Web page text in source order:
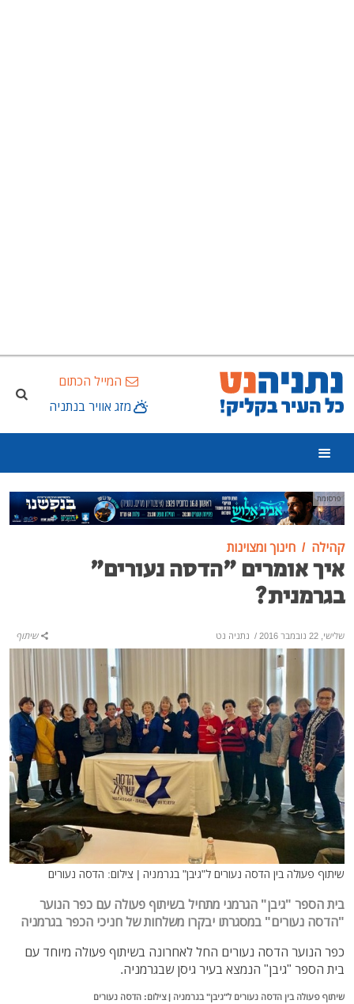
המייל הכתום
מזג אוויר בנתניה
פרסומת
קהילה חינוך ומצוינות
איך אומרים "הדסה נעורים"
בגרמנית?
שלישי, 22 נובמבר 2016 / נתניה נט שיתוף
שיתוף פעולה בין הדסה נעורים ל"גיבן" בגרמניה | צילום: הדסה נעורים
בית הספר "גיבן" הגרמני מתחיל בשיתוף פעולה עם כפר הנוער
"הדסה נעורים" במסגרתו יבקרו משלחות של חניכי הכפר בגרמניה
כפר הנוער הדסה נעורים החל לאחרונה בשיתוף פעולה מיוחד עם
בית הספר "גיבן" הנמצא בעיר גיסן שבגרמניה.
שיתוף פעולה בין הדסה נעורים ל"גיבן" בגרמניה | צילום: הדסה נעורים